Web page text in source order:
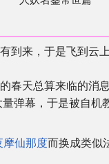
到来，于是飞到云
春天总算来临的消
弹幕，于是被自机
摩仙那度而换成类似